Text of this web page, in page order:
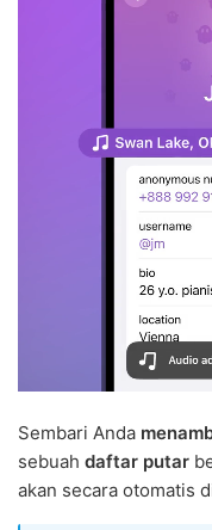
Sembari Anda
sebuah daftar putar
akan secara otomatis